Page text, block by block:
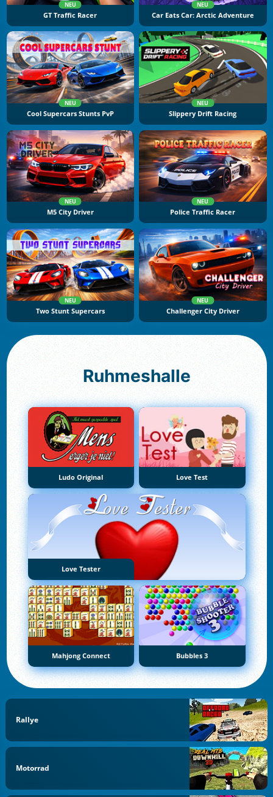
NEU
GT Traffic Racer
NEU
Car Eats Car: Arctic Adventure
NEU
Cool Supercars Stunts PvP
NEU
Slippery Drift Racing
NEU
M5 City Driver
NEU
Police Traffic Racer
NEU
Two Stunt Supercars
NEU
Challenger City Driver
Ruhmeshalle
Ludo Original Love Test
Love Tester
Mahjong Connect Bubbles 3
Rallye
Motorrad